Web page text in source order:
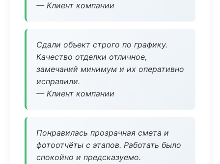
— Клиент компании
Сдали объект строго по графику.
Качество отделки отличное,
замечаний минимум и их оперативно
исправили.
— Клиент компании
Понравилась прозрачная смета и
фотоотчёты с этапов. Работать было
спокойно и предсказуемо.